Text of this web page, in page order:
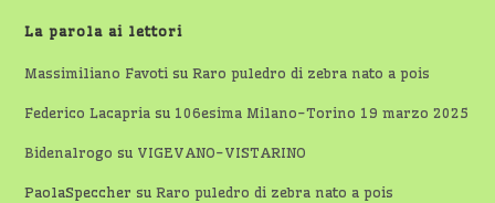
La parola ai lettori
Massimiliano Favoti suRaro puledro di zebra nato a pois
Federico Lacapria su 106esima Milano-Torino 19 marzo 2025
Bidenalrogo su VIGEVANO-VISTARINO
PaolaSpeccher suRaro puledro di zebra nato a pois